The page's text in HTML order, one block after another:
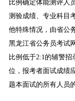
比例确定体能测评人
测验成绩、专业科目
他特殊情况，由省公
黑龙江省公务员考试
比例低于2:1的辅警
位，报考者面试成绩
题本面试的所有人员